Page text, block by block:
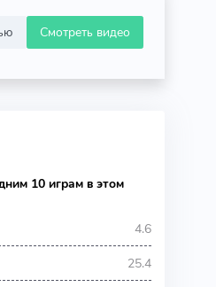
Смотреть видео
10 играм в этом
4.6
25.4